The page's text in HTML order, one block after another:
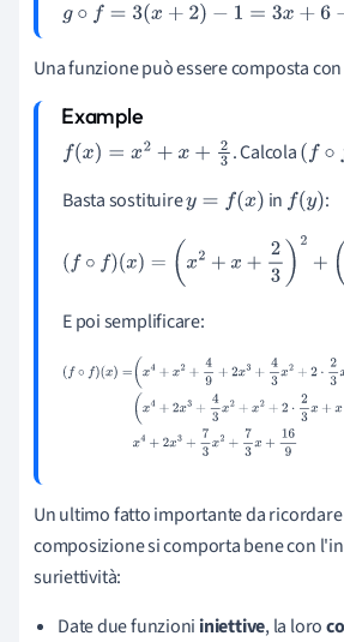
g∘f =3 (x+ 2)−1 =3x+6 −1 =3 x+5
Una funzione può essere composta con
f(x)=x 2+ x+23 . Calcola(f∘ f) (
Basta sostituirey=f(x ) in f(y) :
f) x) ( x 23 )2+ x +x
E poi semplificare:
(f∘f)(x)=(x4+x2+49+2x3+43x2+2⋅2
43x2+x2+2⋅23x+x+23)+23+4
+ 169
Un ultimo fatto importante da ricordare
composizione si comporta bene con
suriettività:
Date due funzioni iniettive, la loro